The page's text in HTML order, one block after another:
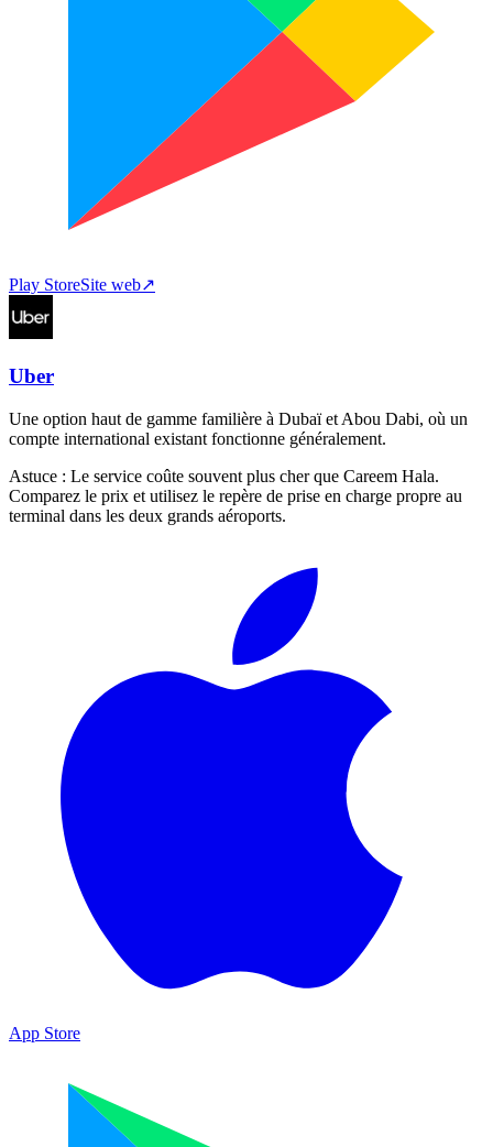
Play StoreSite web↗
Uber
Une option haut de gamme familière à Dubaï et Abou Dabi, où un
compte international existant fonctionne généralement.
Astuce : Le service coûte souvent plus cher que Careem Hala.
Comparez le prix et utilisez le repère de prise en charge propre au
terminal dans les deux grands aéroports.
App Store